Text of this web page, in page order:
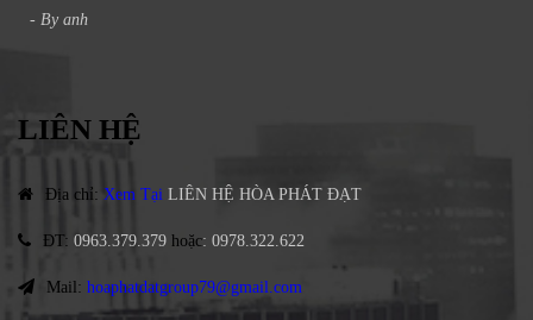
- By anh
LIÊN HỆ
Địa chỉ: Xem Tại LIÊN HỆ HÒA PHÁT ĐẠT
ĐT: 0963.379.379 hoặc: 0978.322.622
Mail: hoaphatdatgroup79@gmail.com